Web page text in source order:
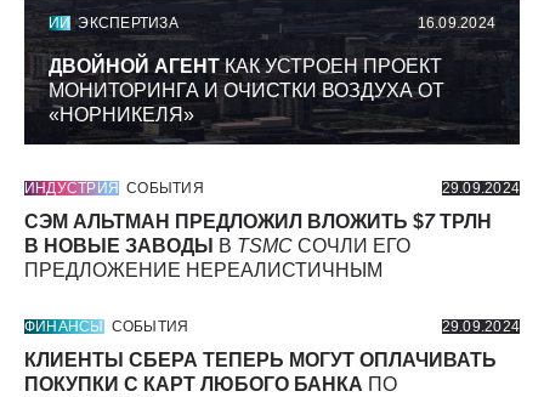
ИИ ЭКСПЕРТИЗА 16.09.2024
ДВОЙНОЙ АГЕНТКАК УСТРОЕН ПРОЕКТ
МОНИТОРИНГА И ОЧИСТКИ ВОЗДУХА ОТ
«НОРНИКЕЛЯ»
ИНДУСТРИЯ СОБЫТИЯ 29.09.2024
СЭМ АЛЬТМАН ПРЕДЛОЖИЛ ВЛОЖИТЬ $7ТРЛН
В НОВЫЕ ЗАВОДЫ
В TSMC СОЧЛИ ЕГО
ПРЕДЛОЖЕНИЕ НЕРЕАЛИСТИЧНЫМ
ФИНАНСЫ СОБЫТИЯ 29.09.2024
КЛИЕНТЫ СБЕРА ТЕПЕРЬ МОГУТ ОПЛАЧИВАТЬ
ПОКУПКИ С КАРТ ЛЮБОГО БАНКА ПО